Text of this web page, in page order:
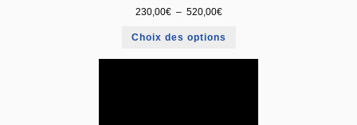
230,00€ – 520,00€
Choix des options